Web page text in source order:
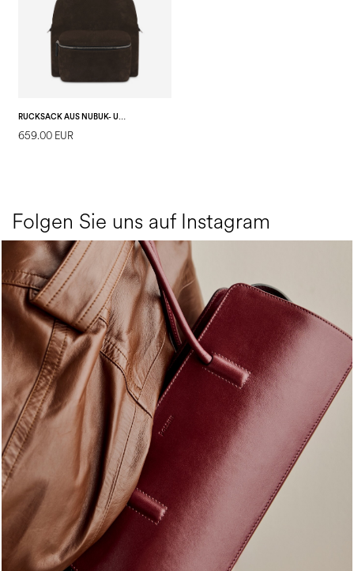
RUCKSACK AUS NUBUK- UND KALBSLEDER
659.00 EUR
Folgen Sie uns auf Instagram
Classy, sassy, trendy - the new Pollini Lady Bag is ...